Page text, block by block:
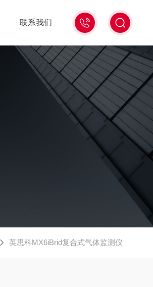
15006471345
联系我们
英思科MX6iBrid复合式气体监测仪